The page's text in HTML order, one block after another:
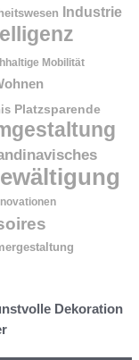
Industrie
Mobilität
Platzsparende
Dekoration